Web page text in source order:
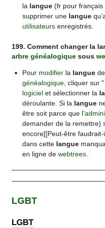
la langue(fr pour français
supprimer une langue
utilisateursenregistrés.
199. Comment changer la
arbre généalogique sous
Pour modifierla languede
généalogique, cliquer sur "
logicielet sélectionner la
déroulante. Si la langue
être soit parce que l’
demander de la remettre)
encore[[Peut-être
dans cette langue
en ligne de webtrees.
LGBT
LGBT